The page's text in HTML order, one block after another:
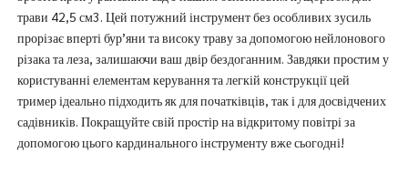
трави 42,5 см3. Цей потужний інструмент без особливих зусиль
прорізає вперті бур’яни та високу траву за допомогою нейлонового
різака та леза, залишаючи ваш двір бездоганним. Завдяки простим у
користуванні елементам керування та легкій конструкції цей
тример ідеально підходить як для початківців, так і для досвідчених
садівників. Покращуйте свій простір на відкритому повітрі за
допомогою цього кардинального інструменту вже сьогодні!